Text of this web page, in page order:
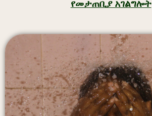
የመታጠቢያ አገልግሎት